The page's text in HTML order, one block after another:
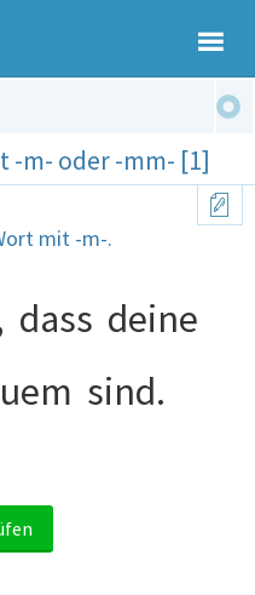
-m- oder -mm- [1]
mit -m-.
dass deine
sind.